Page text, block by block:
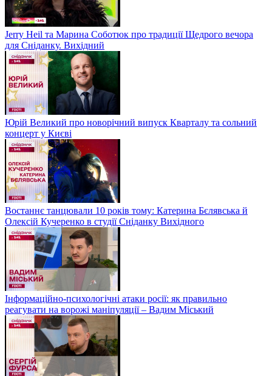
Jerry Heil та Марина Соботюк про традиції Щедрого вечора
для Сніданку. Вихідний
Юрій Великий про новорічний випуск Кварталу та сольний
концерт у Києві
Востаннє танцювали 10 років тому: Катерина Бєлявська й
Олексій Кучеренко в студії Сніданку Вихідного
Інформаційно-психологічні атаки росії: як правильно
реагувати на ворожі маніпуляції – Вадим Міський